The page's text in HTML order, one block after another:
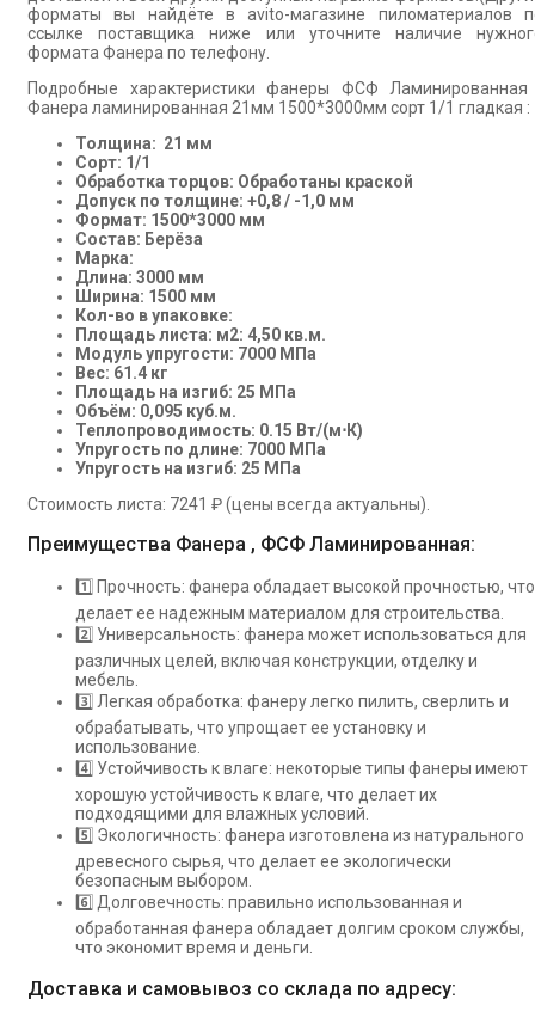
форматы вы найдёте в avito-магазине пиломатериалов
ссылке поставщика ниже или уточните наличие
формата Фанера по телефону.
Подробные характеристики фанеры ФСФ
Фанера ламинированная 21мм 1500*3000мм сорт 1/1 гладкая :
Толщина: 21 мм
Сорт: 1/1
Обработка торцов: Обработаны краской
Допуск по толщине: +0,8 / -1,0 мм
Формат: 1500*3000 мм
Состав: Берёза
Марка:
Длина: 3000 мм
Ширина: 1500 мм
Кол-во в упаковке:
Площадь листа: м2: 4,50 кв.м.
Модуль упругости: 7000 МПа
Вес: 61.4 кг
Площадь на изгиб: 25 МПа
Объём: 0,095 куб.м.
Теплопроводимость: 0.15 Вт/(м⋅К)
Упругость по длине: 7000 МПа
Упругость на изгиб: 25 МПа
Стоимость листа: 7241 ₽ (цены всегда актуальны).
Преимущества Фанера , ФСФ Ламинированная:
1️⃣ Прочность: фанера обладает высокой прочностью, что
делает ее надежным материалом для строительства.
2️⃣ Универсальность: фанера может использоваться для
различных целей, включая конструкции, отделку и
мебель.
3️⃣ Легкая обработка: фанеру легко пилить, сверлить и
обрабатывать, что упрощает ее установку и
использование.
4️⃣ Устойчивость к влаге: некоторые типы фанеры имеют
хорошую устойчивость к влаге, что делает их
подходящими для влажных условий.
5️⃣ Экологичность: фанера изготовлена из натурального
древесного сырья, что делает ее экологически
безопасным выбором.
6️⃣ Долговечность: правильно использованная и
обработанная фанера обладает долгим сроком службы,
что экономит время и деньги.
Доставка и самовывоз со склада по адресу: